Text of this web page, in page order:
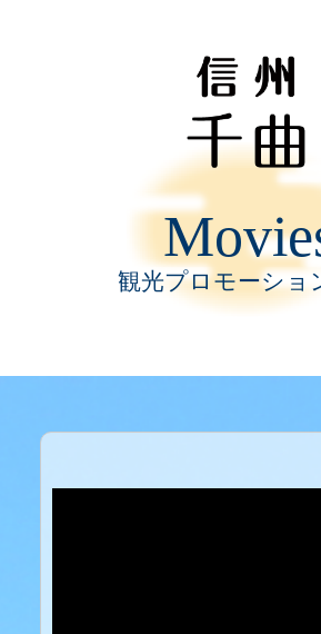
観光プロモーショ